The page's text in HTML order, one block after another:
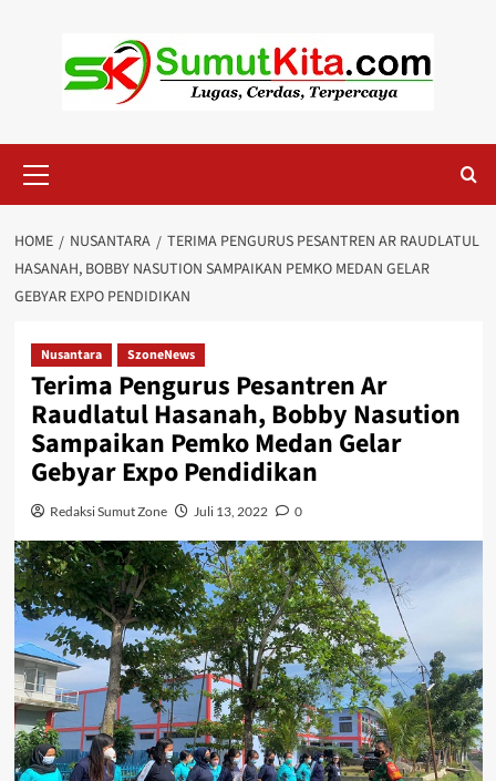
Menu
HOME NUSANTARA
TERIMA PENGURUS PESANTREN AR RAUDLATUL
HASANAH, BOBBY NASUTION SAMPAIKAN PEMKO MEDAN GELAR
GEBYAR EXPO PENDIDIKAN
Nusantara SzoneNews
Terima Pengurus Pesantren Ar
Raudlatul Hasanah, Bobby Nasution
Sampaikan Pemko Medan Gelar
Gebyar Expo Pendidikan
Redaksi Sumut Zone Juli 13, 2022 0